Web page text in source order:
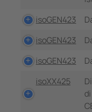
isoGEN423
isoGEN423
isoGEN423
isoXX425